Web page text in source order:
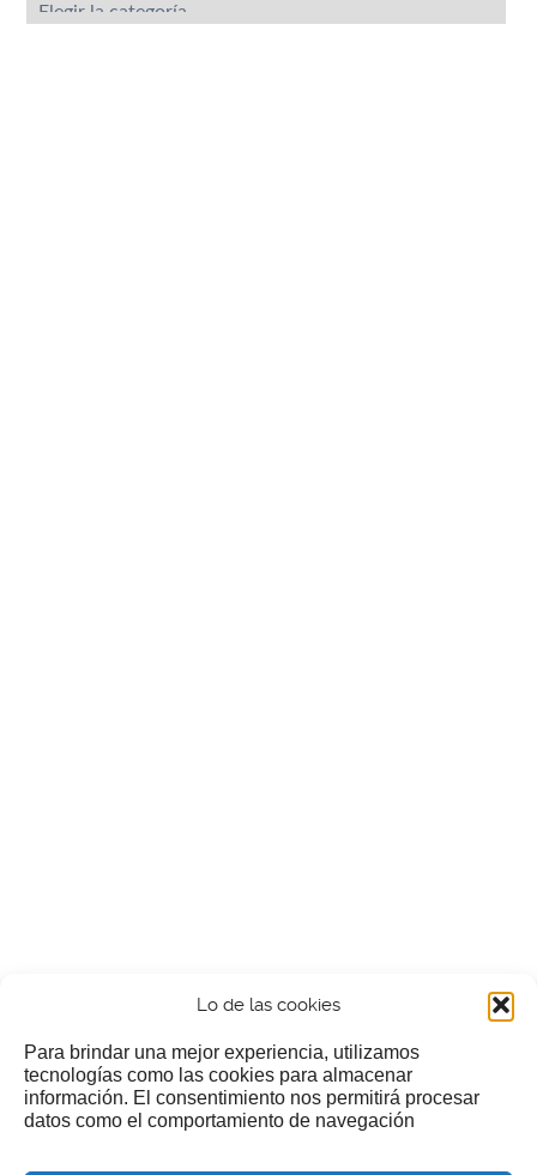
Lo de las cookies
Para brindar una mejor experiencia, utilizamos
tecnologías como las cookies para almacenar
información. El consentimiento nos permitirá procesar
datos como el comportamiento de navegación
¿Nos invitas a un cafecillo?